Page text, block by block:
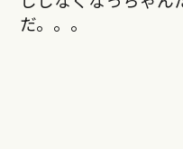
だ。。。